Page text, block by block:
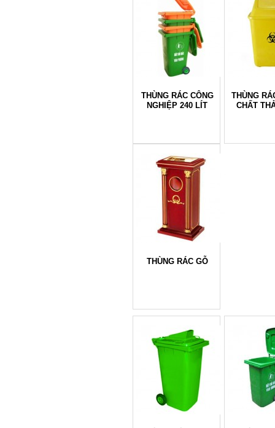
THÙNG RÁC CÔNG
NGHIỆP 240 LÍT
THÙNG
CHẤT
THÙNG RÁC GỖ